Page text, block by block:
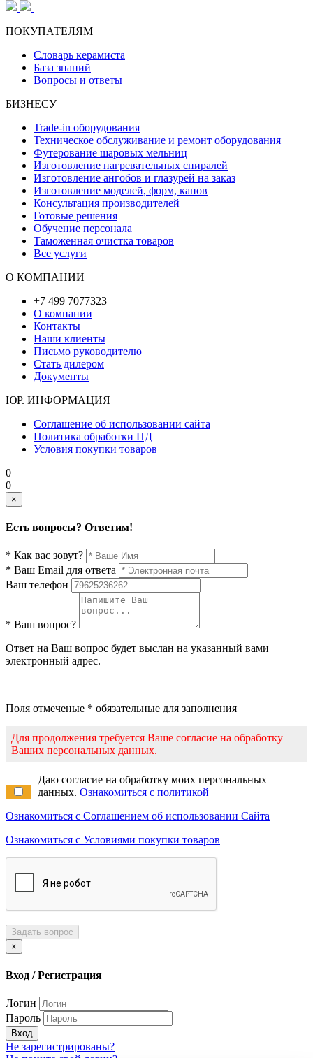
ПОКУПАТЕЛЯМ
Словарь керамиста
База знаний
Вопросы и ответы
БИЗНЕСУ
Trade-in оборудования
Техническое обслуживание и ремонт оборудования
Футерование шаровых мельниц
Изготовление нагревательных спиралей
Изготовление ангобов и глазурей на заказ
Изготовление моделей, форм, капов
Консультация производителей
Готовые решения
Обучение персонала
Таможенная очистка товаров
Все услуги
О КОМПАНИИ
+7 499 7077323
О компании
Контакты
Наши клиенты
Письмо руководителю
Стать дилером
Документы
ЮР. ИНФОРМАЦИЯ
Соглашение об использовании сайта
Политика обработки ПД
Условия покупки товаров
0
0
×
Есть вопросы? Ответим!
* Как вас зовут?
* Ваш Email для ответа
Ваш телефон
* Ваш вопрос?
Ответ на Ваш вопрос будет выслан на указанный вами
электронный адрес.
Поля отмеченые * обязательные для заполнения
Для продолжения требуется Ваше согласие на обработку
Ваших персональных данных.
Даю согласие на обработку моих персональных
данных. Ознакомиться с политикой
Ознакомиться с Соглашением об использовании Сайта
Ознакомиться с Условиями покупки товаров
Задать вопрос
×
Вход / Регистрация
Логин
Пароль
Вход
Не зарегистрированы?